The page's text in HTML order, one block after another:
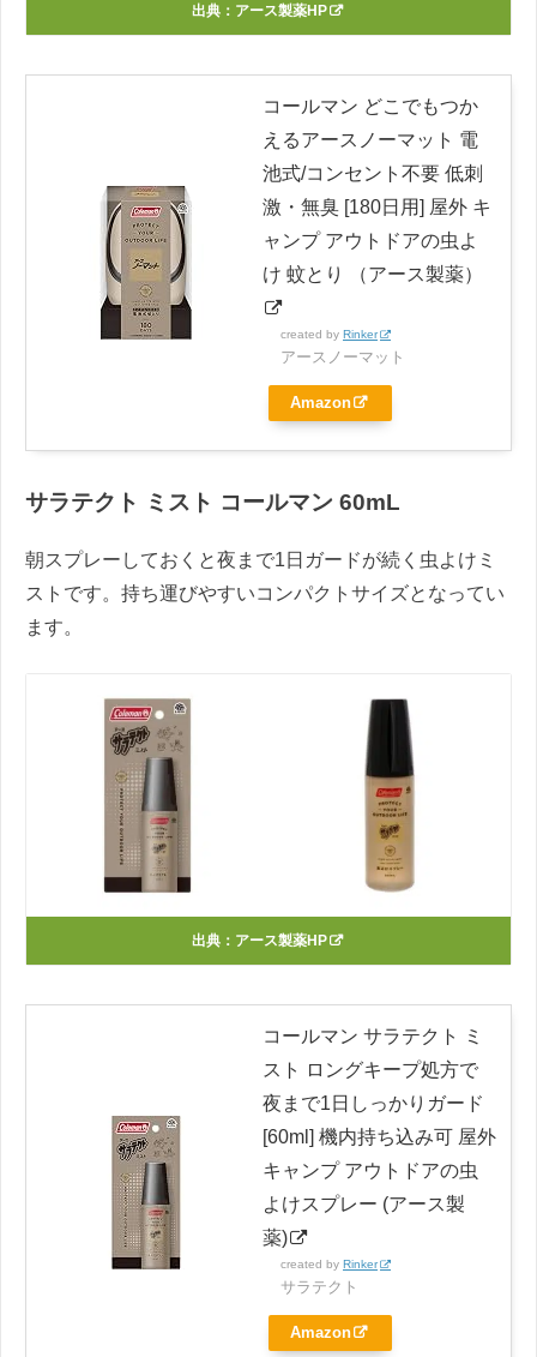
出典： アース製薬HP
コールマン どこでもつか
えるアースノーマット 電
池式/コンセント不要 低刺
激・無臭 [180日用] 屋外 キ
ャンプ アウトドアの虫よ
け 蚊とり （アース製薬）
created by Rinker
アースノーマット
Amazon
サラテクト ミスト コールマン 60mL
朝スプレーしておくと夜まで1日ガードが続く虫よけミ
ストです。持ち運びやすいコンパクトサイズとなってい
ます。
出典： アース製薬HP
コールマン サラテクト ミ
スト ロングキープ処方で
夜まで1日しっかりガード
[60ml] 機内持ち込み可 屋外
キャンプ アウトドアの虫
よけスプレー (アース製
薬)
created by Rinker
サラテクト
Amazon